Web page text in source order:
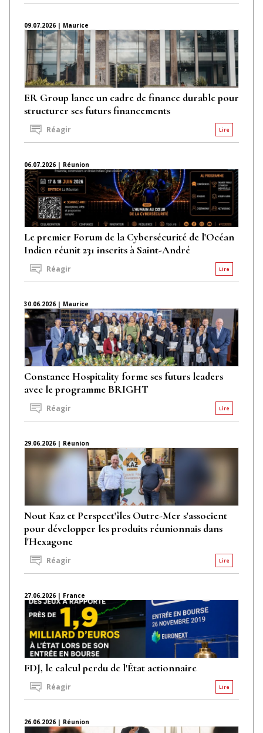
09.07.2026 | Maurice
ER Group lance un cadre de finance durable pour
structurer ses futurs financements
Lire
Réagir
06.07.2026 | Réunion
Le premier Forum de la Cybersécurité de l'Océan
Indien réunit 231 inscrits à Saint-André
Lire
Réagir
30.06.2026 | Maurice
Constance Hospitality forme ses futurs leaders
avec le programme BRIGHT
Lire
Réagir
29.06.2026 | Réunion
Nout Kaz et Perspect'îles Outre-Mer s'associent
pour développer les produits réunionnais dans
l'Hexagone
Lire
Réagir
27.06.2026 | France
FDJ, le calcul perdu de l'État actionnaire
Lire
Réagir
26.06.2026 | Réunion